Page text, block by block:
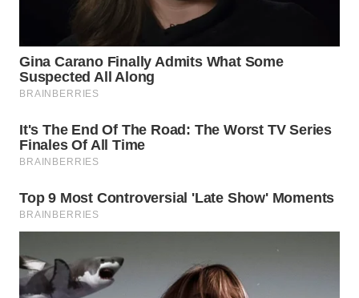
WN
KARO
WN
SIMALUNGUN
LABUHANBATU
TAPANULI
TENGAH